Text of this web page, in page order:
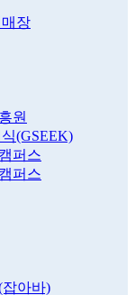
장
원
(GSEEK)
퍼스
퍼스
아바)